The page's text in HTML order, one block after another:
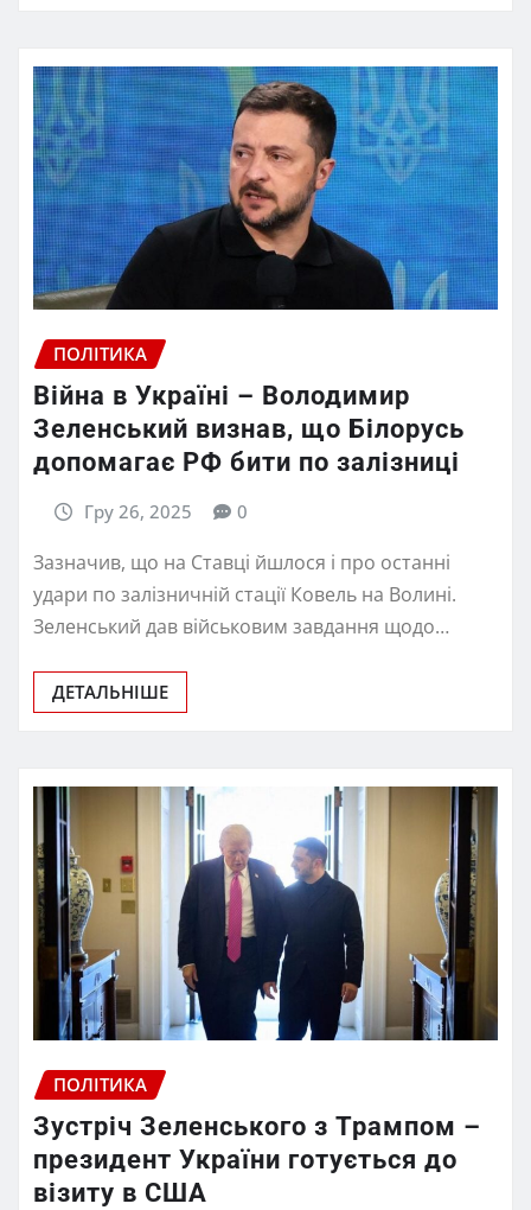
ПОЛІТИКА
Війна в Україні – Володимир
Зеленський визнав, що Білорусь
допомагає РФ бити по залізниці
Гру 26, 2025 0
Зазначив, що на Ставці йшлося і про останні
удари по залізничній стації Ковель на Волині.
Зеленський дав військовим завдання щодо…
ДЕТАЛЬНІШЕ
ПОЛІТИКА
Зустріч Зеленського з Трампом –
президент України готується до
візиту в США